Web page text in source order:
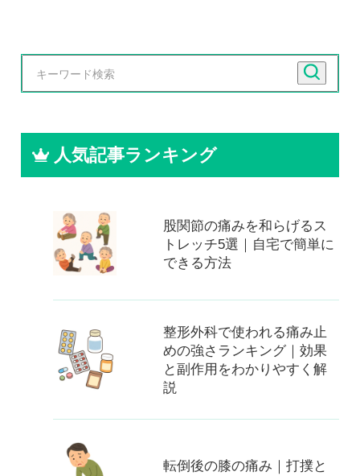
人気記事ランキング
股関節の痛みを和らげるス
トレッチ5選｜自宅で簡単に
できる方法
整形外科で使われる痛み止
めの強さランキング｜効果
と副作用をわかりやすく解
説
転倒後の膝の痛み｜打撲と